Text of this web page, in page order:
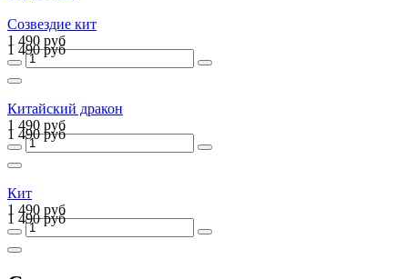
Созвездие кит
1 490 руб
1 490 руб
Китайский дракон
1 490 руб
1 490 руб
Кит
1 490 руб
1 490 руб